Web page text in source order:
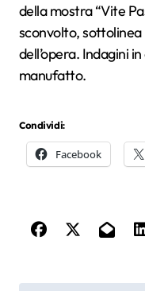
della mostra “Vite
sconvolto,
dell’opera. Indagini
manufatto.
Condividi:
Facebook